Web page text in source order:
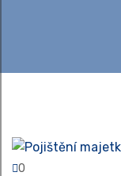
0